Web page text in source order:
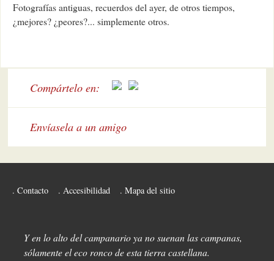
Fotografías antiguas, recuerdos del ayer, de otros tiempos,
¿mejores? ¿peores?... simplemente otros.
Compártelo en:
Envíasela a un amigo
Contacto Accesibilidad Mapa del sitio
Y en lo alto del campanario ya no suenan las campanas,
sólamente el eco ronco de esta tierra castellana.